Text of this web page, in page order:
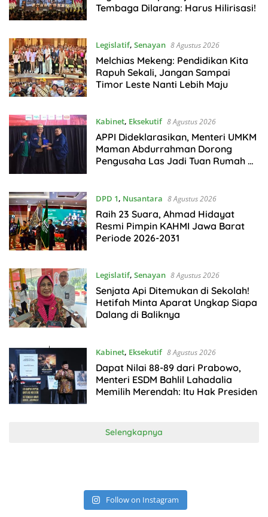
Tembaga Dilarang: Harus Hilirisasi!
Legislatif, Senayan 8 Agustus 2026
Melchias Mekeng: Pendidikan Kita
Rapuh Sekali, Jangan Sampai
Timor Leste Nanti Lebih Maju
Kabinet, Eksekutif 8 Agustus 2026
APPI Dideklarasikan, Menteri UMKM
Maman Abdurrahman Dorong
Pengusaha Las Jadi Tuan Rumah di
DPD 1, Nusantara 8 Agustus 2026
Raih 23 Suara, Ahmad Hidayat
Resmi Pimpin KAHMI Jawa Barat
Periode 2026-2031
Legislatif, Senayan 8 Agustus 2026
Senjata Api Ditemukan di Sekolah!
Hetifah Minta Aparat Ungkap Siapa
Dalang di Baliknya
Kabinet, Eksekutif 8 Agustus 2026
Dapat Nilai 88-89 dari Prabowo,
Menteri ESDM Bahlil Lahadalia
Memilih Merendah: Itu Hak Presiden
Selengkapnya
Follow on Instagram